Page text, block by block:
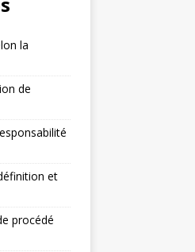
la
de
et
procédé